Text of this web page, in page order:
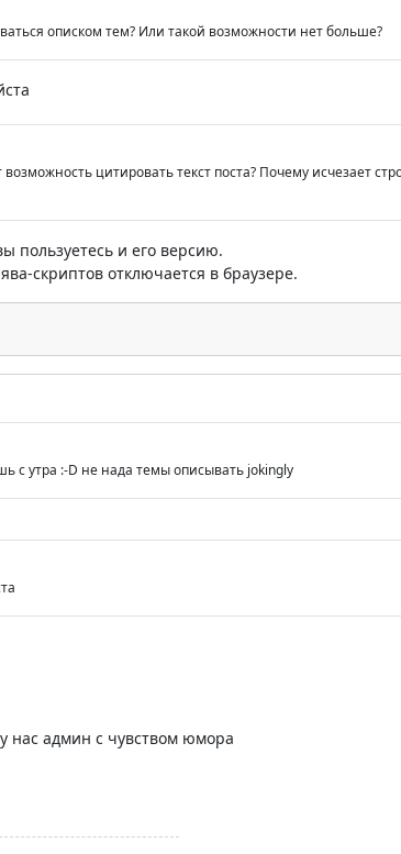
описком тем? Или такой возможности нет больше?
цитировать текст поста? Почему исчезает
пользуетесь и его версию.
скриптов отключается в браузере.
с утра :-D не нада темы описывать jokingly
нас админ с чувством юмора